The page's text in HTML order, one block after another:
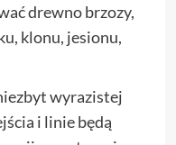
drewno brzozy,
klonu, jesionu,
wyrazistej
i linie będą